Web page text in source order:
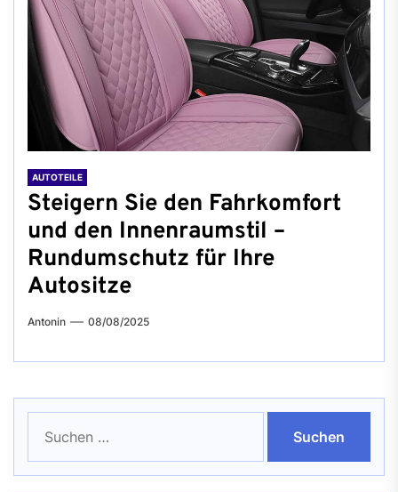
AUTOTEILE
Steigern Sie den Fahrkomfort
und den Innenraumstil –
Rundumschutz für Ihre
Autositze
Antonin 08/08/2025
nach: